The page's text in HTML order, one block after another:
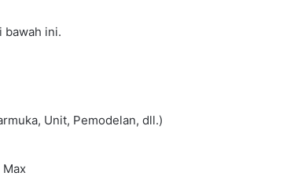
bawah ini.
Unit, Pemodelan, dll.)